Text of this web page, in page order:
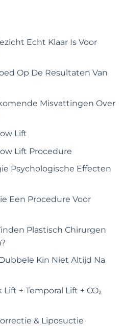
Echt Klaar Is Voor
Op De Resultaten Van
Misvattingen Over
Lift
Lift Procedure
Psychologische Effecten
Een Procedure Voor
Plastisch Chirurgen
Kin Niet Altijd Na
+ Temporal Lift + CO₂
& Liposuctie